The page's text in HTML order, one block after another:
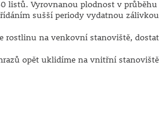
listů. Vyrovnanou plodnost v
sušší periody vydatnou
rostlinu na venkovní stanoviště,
opět uklidíme na vnitřní